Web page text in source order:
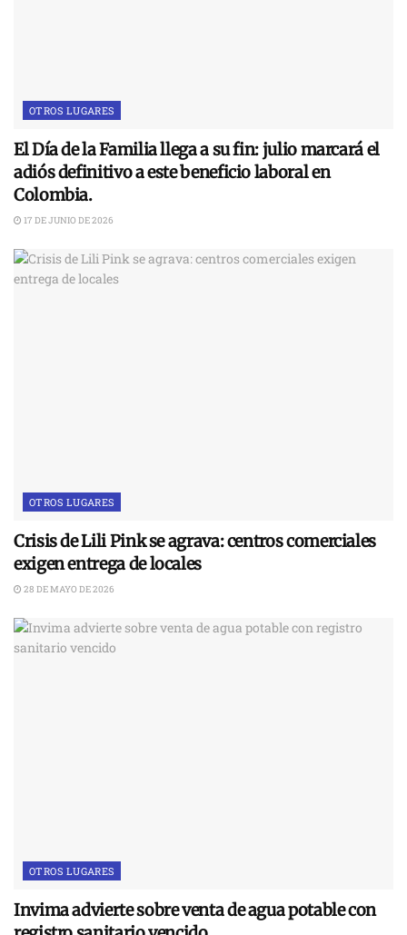
OTROS LUGARES
El Día de la Familia llega a su fin: julio marcará el
adiós definitivo a este beneficio laboral en
Colombia.
17 DE JUNIO DE 2026
OTROS LUGARES
Crisis de Lili Pink se agrava: centros comerciales
exigen entrega de locales
28 DE MAYO DE 2026
OTROS LUGARES
Invima advierte sobre venta de agua potable con